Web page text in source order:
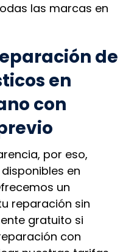
las marcas en
de
en
con
por eso,
en
un
reparación sin
gratuito si
con